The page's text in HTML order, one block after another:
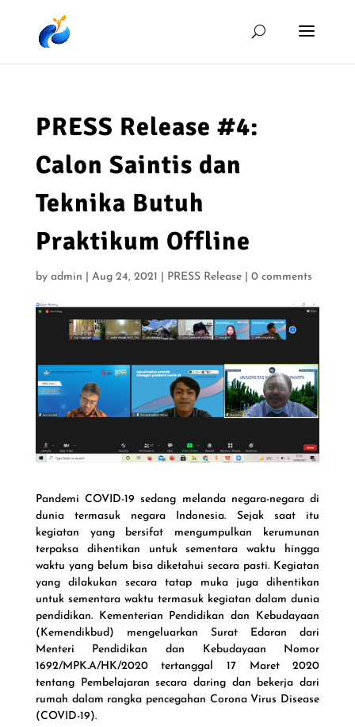
PRESS Release #4:
Calon Saintis dan
Teknika Butuh
Praktikum Offline
by admin Aug 24, 2021 PRESS Release| 0 comments
Pandemi COVID-19 sedang melanda negara-negara di
dunia termasuk negara Indonesia. Sejak saat itu
kegiatan yang bersifat mengumpulkan kerumunan
terpaksa dihentikan untuk sementara waktu hingga
waktu yang belum bisa diketahui secara pasti. Kegiatan
yang dilakukan secara tatap muka juga dihentikan
untuk sementara waktu termasuk kegiatan dalam dunia
pendidikan. Kementerian Pendidikan dan Kebudayaan
(Kemendikbud) mengeluarkan Surat Edaran dari
Menteri Pendidikan dan Kebudayaan Nomor
1692/MPK.A/HK/2020 tertanggal 17 Maret 2020
tentang Pembelajaran secara daring dan bekerja dari
rumah dalam rangka pencegahan Corona Virus Disease
(COVID-19).